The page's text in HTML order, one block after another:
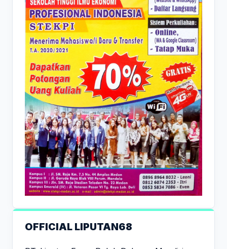
OFFICIAL LIPUTAN68